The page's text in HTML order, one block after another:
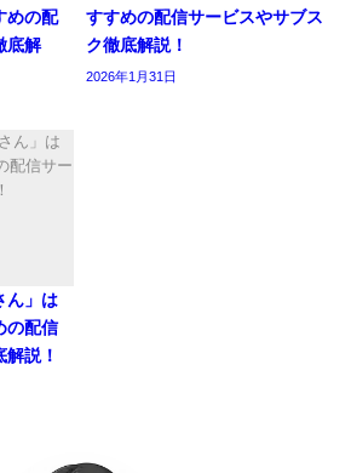
めの配
底解
すすめの配信サービスやサブス
ク徹底解説！
2026年1月31日
ん」は
の配信
説！